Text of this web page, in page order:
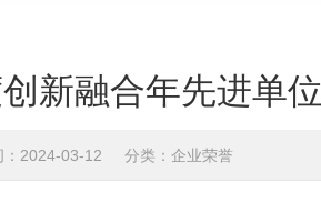
新融合年先进单位
：2024-03-12 分类：企业荣誉